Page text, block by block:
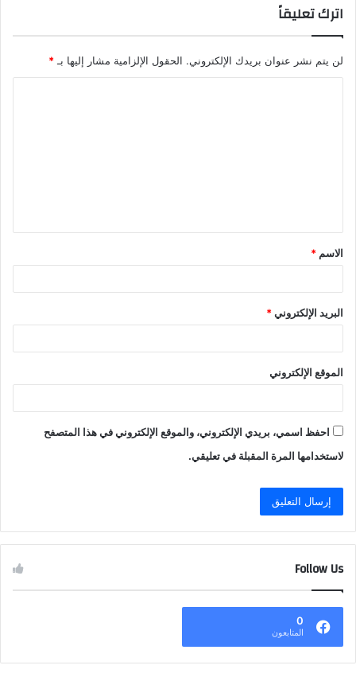
اترك تعليقاً
لن يتم نشر عنوان بريدك الإلكتروني. الحقول الإلزامية مشار إليها بـ *
ق
*
الاسم *
البريد الإلكتروني*
الموقع الإلكتروني
احفظ اسمي، بريدي الإلكتروني، والموقع الإلكتروني في هذا المتصفح
لاستخدامها المرة المقبلة في تعليقي.
Follow Us
0
المتابعون